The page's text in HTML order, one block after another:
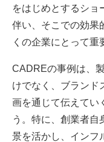
をはじめとするショ
伴い、そこでの効果
くの企業にとって重
CADREの事例は、
けでなく、ブランド
画を通じて伝えてい
う。特に、創業者自
景を活かし、インフ